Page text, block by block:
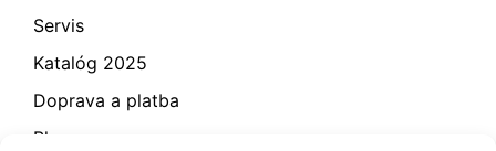
Servis
Katalóg 2025
Doprava a platba
Blog